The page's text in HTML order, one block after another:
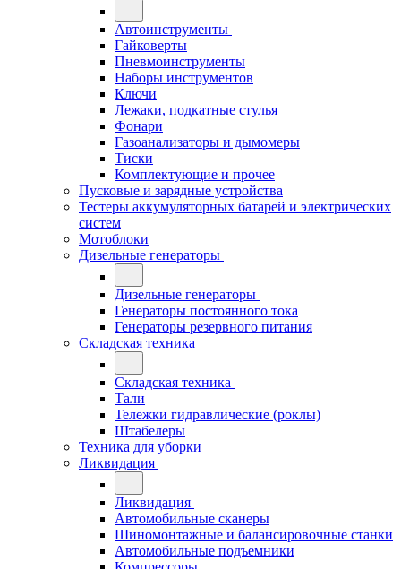
Автоинструменты
Гайковерты
Пневмоинструменты
Наборы инструментов
Ключи
Лежаки, подкатные стулья
Фонари
Газоанализаторы и дымомеры
Тиски
Комплектующие и прочее
Пусковые и зарядные устройства
Тестеры аккумуляторных батарей и электрических
систем
Мотоблоки
Дизельные генераторы
Дизельные генераторы
Генераторы постоянного тока
Генераторы резервного питания
Складская техника
Складская техника
Тали
Тележки гидравлические (роклы)
Штабелеры
Техника для уборки
Ликвидация
Ликвидация
Автомобильные сканеры
Шиномонтажные и балансировочные станки
Автомобильные подъемники